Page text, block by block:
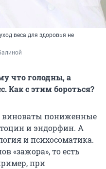
веса для здоровья не
что голодны, а
Как с этим бороться?
виноваты пониженные
и эндорфин. А
и психосоматика.
«зажора», то есть
при